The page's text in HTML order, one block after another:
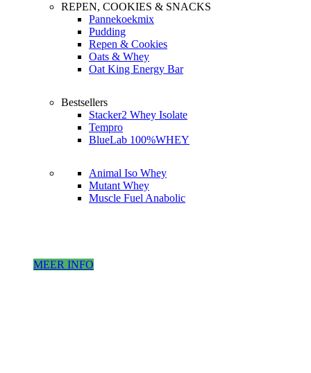
REPEN, COOKIES & SNACKS
Pannekoekmix
Pudding
Repen & Cookies
Oats & Whey
Oat King Energy Bar
Bestsellers
Stacker2 Whey Isolate
Tempro
BlueLab 100%WHEY
Animal Iso Whey
Mutant Whey
Muscle Fuel Anabolic
MEER INFO